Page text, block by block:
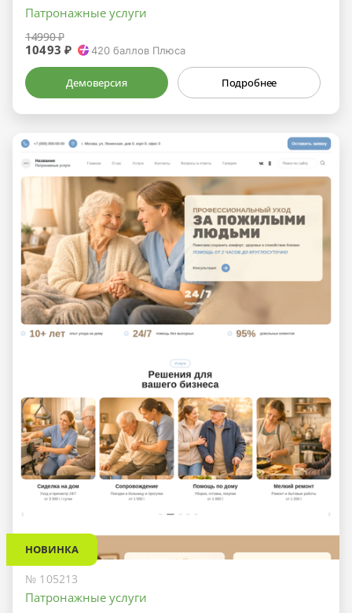
Патронажные услуги
14990 ₽
10493 ₽ 420 баллов Плюса
Демоверсия Подробнее
НОВИНКА
№ 105213
Патронажные услуги